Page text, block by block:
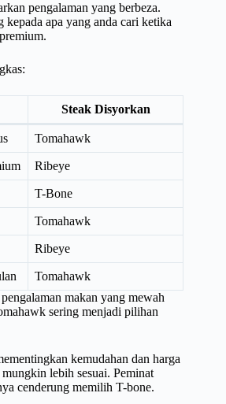
pengalaman yang berbeza.
apa yang anda cari ketika
Steak Disyorkan
Tomahawk
Ribeye
T-Bone
Tomahawk
Ribeye
Tomahawk
makan yang mewah
sering menjadi pilihan
kemudahan dan harga
lebih sesuai. Peminat
cenderung memilih T-bone.